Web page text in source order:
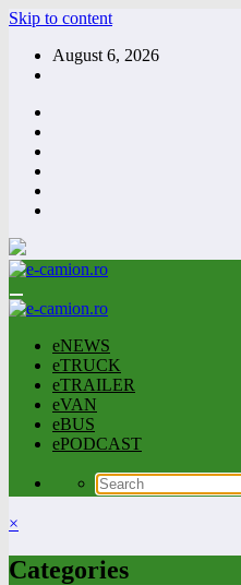
Skip to content
August 6, 2026
eNEWS
eTRUCK
eTRAILER
eVAN
eBUS
ePODCAST
×
Categories